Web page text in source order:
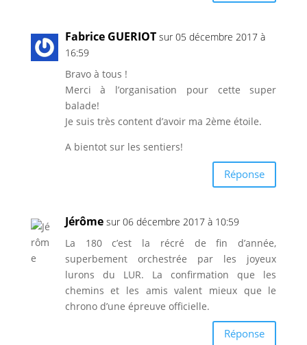
Fabrice GUERIOT sur 05 décembre 2017 à
16:59
Bravo à tous !
Merci à l’organisation pour cette super
balade!
Je suis très content d’avoir ma 2ème étoile.
A bientot sur les sentiers!
Réponse
Jérôme sur 06 décembre 2017 à 10:59
La 180 c’est la récré de fin d’année,
superbement orchestrée par les joyeux
lurons du LUR. La confirmation que les
chemins et les amis valent mieux que le
chrono d’une épreuve officielle.
Réponse